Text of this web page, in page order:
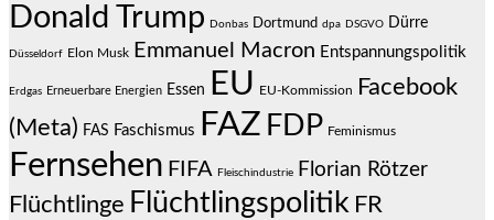
Donald Trump Donbas Dortmund dpa DSGVO Dürre
Düsseldorf Elon Musk Emmanuel Macron Entspannungspolitik
Erdgas Erneuerbare Energien Essen EU EU-Kommission
Facebook
(Meta) FAS Faschismus FAZ FDP Feminismus
Fernsehen FIFA Fleischindustrie Florian Rötzer
Flüchtlinge Flüchtlingspolitik FR